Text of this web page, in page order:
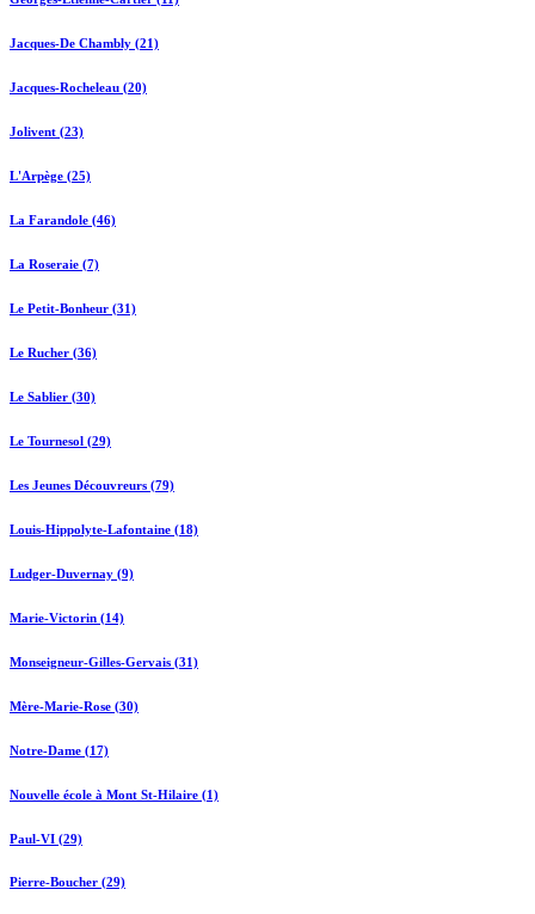
Jacques-De Chambly (21)
Jacques-Rocheleau (20)
Jolivent (23)
L'Arpège (25)
La Farandole (46)
La Roseraie (7)
Le Petit-Bonheur (31)
Le Rucher (36)
Le Sablier (30)
Le Tournesol (29)
Les Jeunes Découvreurs (79)
Louis-Hippolyte-Lafontaine (18)
Ludger-Duvernay (9)
Marie-Victorin (14)
Monseigneur-Gilles-Gervais (31)
Mère-Marie-Rose (30)
Notre-Dame (17)
Nouvelle école à Mont St-Hilaire (1)
Paul-VI (29)
Pierre-Boucher (29)